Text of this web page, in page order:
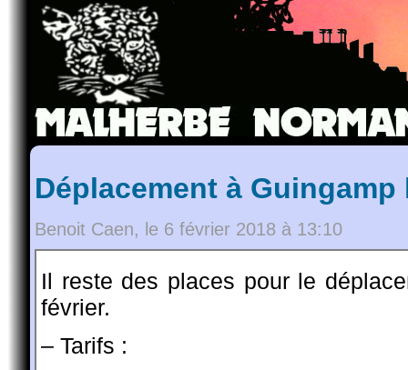
Déplacement à Guingamp
Benoit Caen, le 6 février 2018 à 13:10
Il reste des places pour le
février.
– Tarifs :